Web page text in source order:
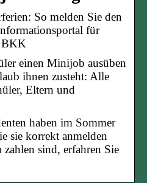
So melden Sie den
für
BKK
einen Minijob ausüben
ihnen zusteht: Alle
Eltern und
haben im Sommer
sie korrekt anmelden
sind, erfahren Sie